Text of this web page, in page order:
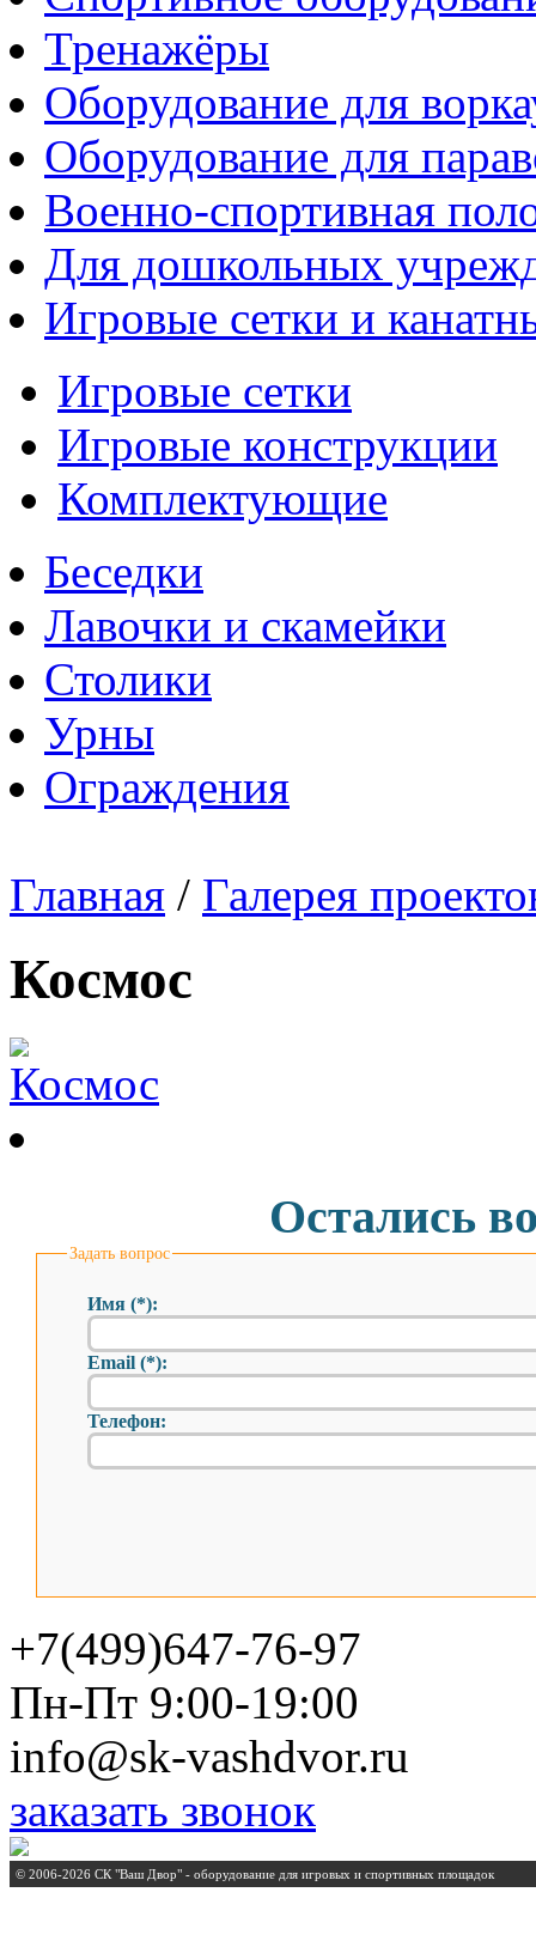
Тренажёры
Оборудование для
Оборудование для
Военно-спортивная
Для дошкольных
Игровые сетки и
Игровые сетки
Игровые конструкции
Комплектующие
Беседки
Лавочки и скамейки
Столики
Урны
Ограждения
Главная / Галерея
Космос
Остались
Задать вопрос
Имя (*):
Email (*):
Телефон:
+7(499)647-76-97
Пн-Пт 9:00-19:00
info@sk-vashdvor.ru
заказать звонок
© 2006-2026 СК "Ваш Двор" - оборудование для игровых и спортивных площадок